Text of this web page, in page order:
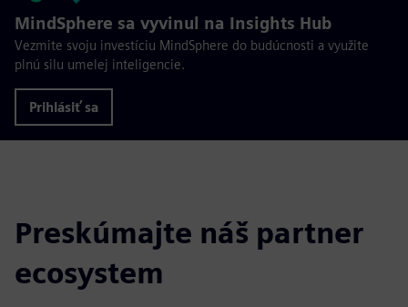
MindSphere sa vyvinul na Insights Hub
Vezmite svoju investíciu MindSphere do budúcnosti a využite
plnú silu umelej inteligencie.
Prihlásiť sa
Preskúmajte náš partner
ecosystem